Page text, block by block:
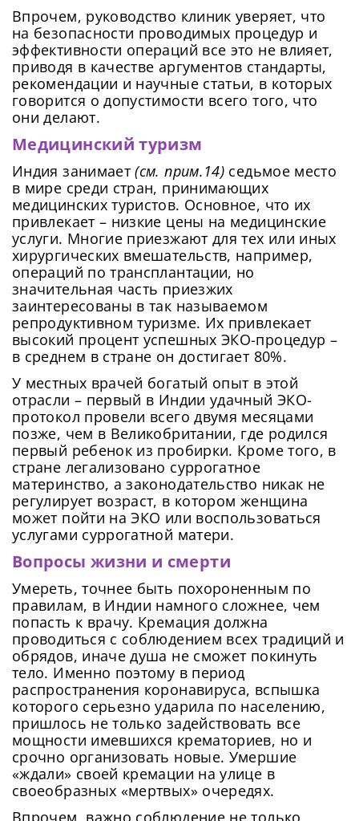
Впрочем, руководство клиник уверяет, что
на безопасности проводимых процедур и
эффективности операций все это не влияет,
приводя в качестве аргументов стандарты,
рекомендации и научные статьи, в которых
говорится о допустимости всего того, что
они делают.
Медицинский туризм
Индия занимает(см. прим.14) седьмое место
в мире среди стран, принимающих
медицинских туристов. Основное, что их
привлекает – низкие цены на медицинские
услуги. Многие приезжают для тех или иных
хирургических вмешательств, например,
операций по трансплантации, но
значительная часть приезжих
заинтересованы в так называемом
репродуктивном туризме. Их привлекает
высокий процент успешных ЭКО-процедур –
в среднем в стране он достигает 80%.
У местных врачей богатый опыт в этой
отрасли – первый в Индии удачный ЭКО-
протокол провели всего двумя месяцами
позже, чем в Великобритании, где родился
первый ребенок из пробирки. Кроме того, в
стране легализовано суррогатное
материнство, а законодательство никак не
регулирует возраст, в котором женщина
может пойти на ЭКО или воспользоваться
услугами суррогатной матери.
Вопросы жизни и смерти
Умереть, точнее быть похороненным по
правилам, в Индии намного сложнее, чем
попасть к врачу. Кремация должна
проводиться с соблюдением всех традиций и
обрядов, иначе душа не сможет покинуть
тело. Именно поэтому в период
распространения коронавируса, вспышка
которого серьезно ударила по населению,
пришлось не только задействовать все
мощности имевшихся крематориев, но и
срочно организовать новые. Умершие
«ждали» своей кремации на улице в
своеобразных «мертвых» очередях.
Впрочем, важно соблюдение не только